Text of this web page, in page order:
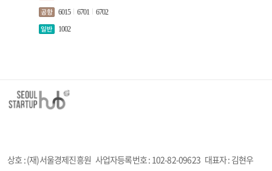
6015
6701
6702
1002
상호 : (재)서울경제진흥원 사업자등록번호 : 102-82-09623 대표자 : 김현우